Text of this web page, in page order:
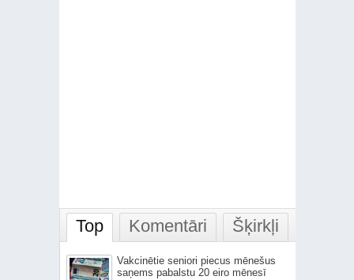
Top Komentāri Šķirkļi
Vakcinētie seniori piecus mēnešus
saņems pabalstu 20 eiro mēnesī